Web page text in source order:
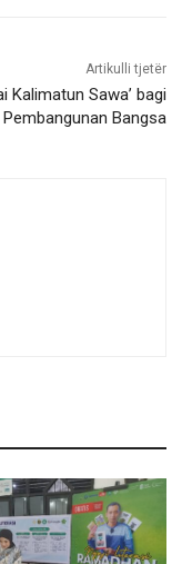
Artikulli tjetër
Kalimatun Sawa’ bagi
Pembangunan Bangsa